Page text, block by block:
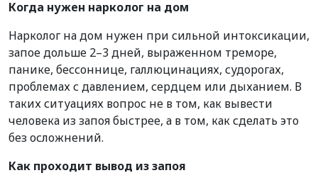
Когда нужен нарколог на дом
Нарколог на дом нужен при сильной интоксикации,
запое дольше 2–3 дней, выраженном треморе,
панике, бессоннице, галлюцинациях, судорогах,
проблемах с давлением, сердцем или дыханием. В
таких ситуациях вопрос не в том, как вывести
человека из запоя быстрее, а в том, как сделать это
без осложнений.
Как проходит вывод из запоя